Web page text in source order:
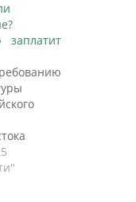
заплатит
труда в